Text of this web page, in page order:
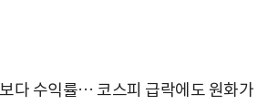
다 수익률… 코스피 급락에도 원화가